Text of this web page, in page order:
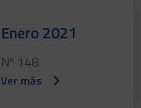
Enero 2021
Nº 148
Ver más